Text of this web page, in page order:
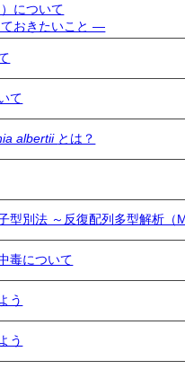
について
おきたいこと ―
て
albertii とは？
型別法 ～反復配列多型解析（
毒について
う
う